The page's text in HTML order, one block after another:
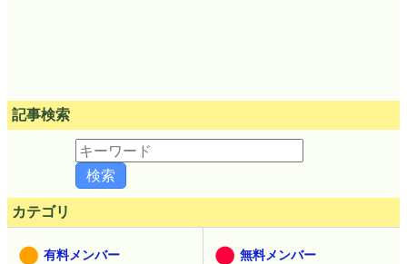
記事検索
カテゴリ
有料メンバー 無料メンバー